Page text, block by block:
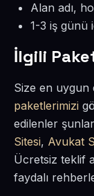
Alan adı,
1-3 iş günü
İlgili
Size en uygun
paketlerimizi
edilenler
Sitesi, Avukat
Ücretsiz teklif
faydalı